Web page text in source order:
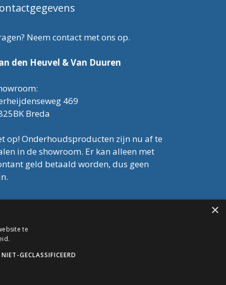
Neem contact met ons op.
den Heuvel & Van Duuren
469
Breda
op! Onderhoudsproducten zijn nu af te
in de showroom. Er kan alleen met
geld betaald worden, dus geen
076-3030554
59667419
Voorwaarden
© 2019 Onderhoud Shop
×
te
NIET-GECLASSIFICEERD